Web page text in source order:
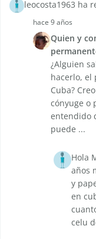
leocosta1963 ha
hace 9 años
Quien y
¿Alguien
hacerlo, el
Cuba?
cónyuge o
entendido
puede ...
Hola
años
y
en
celu